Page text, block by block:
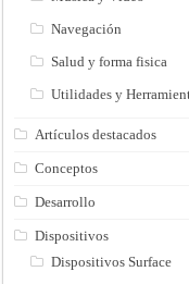
Navegación
Salud y forma fisica
Utilidades y
Artículos destacados
Conceptos
Desarrollo
Dispositivos
Dispositivos Surface